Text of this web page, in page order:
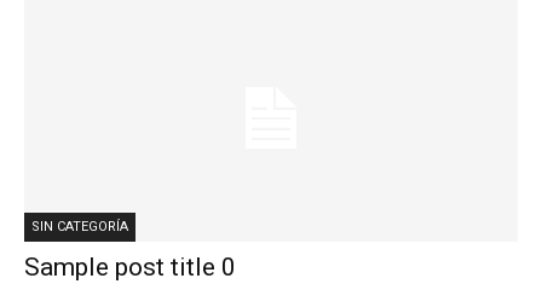
SIN CATEGORÍA
Sample post title 0